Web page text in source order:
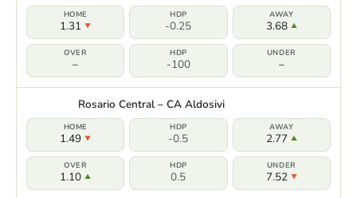
1.31 -0.25 3.68
– -100 –
Rosario Central – CA Aldosivi
1.49 -0.5 2.77
1.10 0.5 7.52